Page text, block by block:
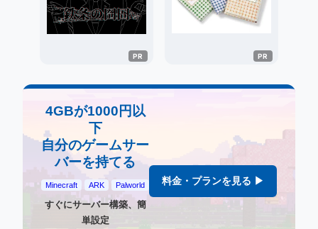
4GBが1000円以
下
自分のゲームサー
バーを持てる
Minecraft ARK Palworld
すぐにサーバー構築、簡
単設定
料金・プランを見る ▶